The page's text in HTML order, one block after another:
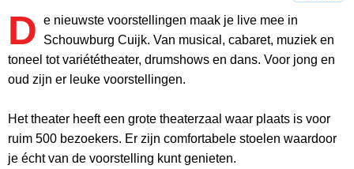
D e nieuwste voorstellingen maak je live mee in
Schouwburg Cuijk. Van musical, cabaret, muziek en
toneel tot variététheater, drumshows en dans. Voor jong en
oud zijn er leuke voorstellingen.
Het theater heeft een grote theaterzaal waar plaats is voor
ruim 500 bezoekers. Er zijn comfortabele stoelen waardoor
je écht van de voorstelling kunt genieten.